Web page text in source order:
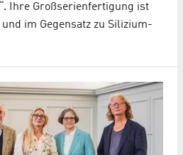
Ihre Großserienfertigung ist
im Gegensatz zu Silizium-